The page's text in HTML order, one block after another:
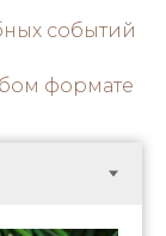
событий
формате